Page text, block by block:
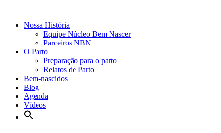
Nossa História
Equipe Núcleo Bem Nascer
Parceiros NBN
O Parto
Preparação para o parto
Relatos de Parto
Bem-nascidos
Blog
Agenda
Vídeos